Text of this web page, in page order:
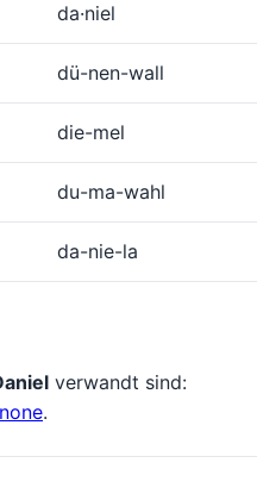
da·niel
dü-nen-wall
die-mel
du-ma-wahl
da-nie-la
verwandt sind:
.